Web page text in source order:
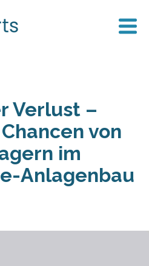
Verlust –
von
im
Anlagenbau